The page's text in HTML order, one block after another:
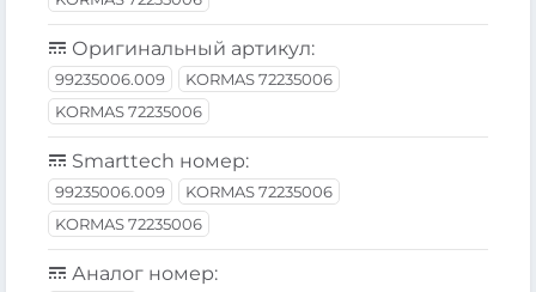
Оригинальный артикул:
99235006.009
KORMAS 72235006
KORMAS 72235006
Smarttech номер:
99235006.009
KORMAS 72235006
KORMAS 72235006
Аналог номер: